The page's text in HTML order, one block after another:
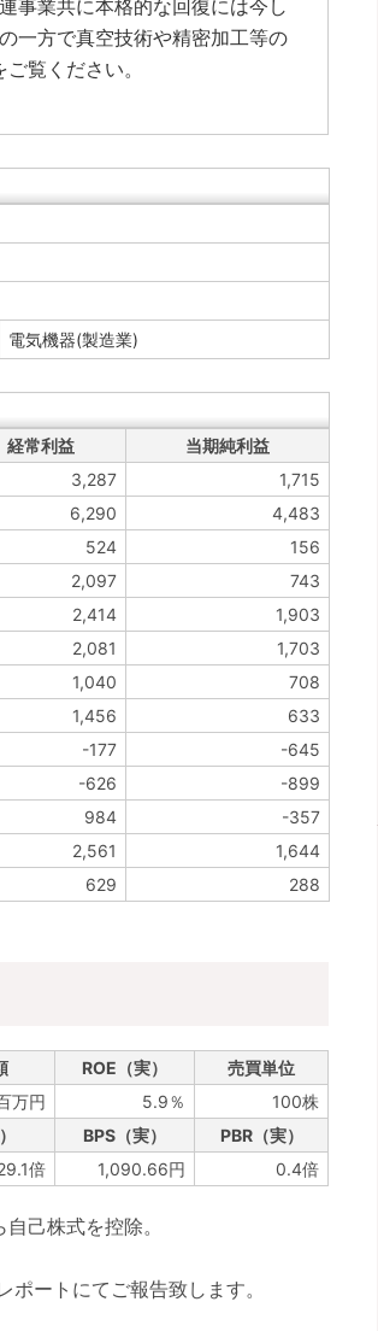
事業共に本格的な回復には今し
一方で真空技術や精密加工等の
覧ください。
電気機器(製造業)
経常利益
当期純利益
3,287
1,715
6,290
4,483
524
156
2,097
743
2,414
1,903
2,081
1,703
1,040
708
1,456
633
-177
-645
-626
-899
984
-357
2,561
1,644
629 288
ROE（実）
売買単位
万円 5.9％
100株
BPS（実）
PBR（実）
倍 1,090.66円 0.4倍
己株式を控除。
ートにてご報告致します。